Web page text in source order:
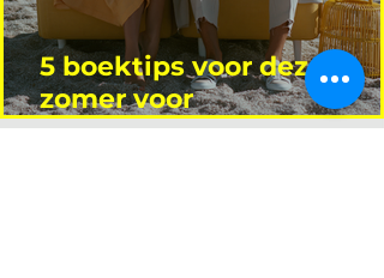
5 boektips voor deze
zomer voor
interieurprofessionals